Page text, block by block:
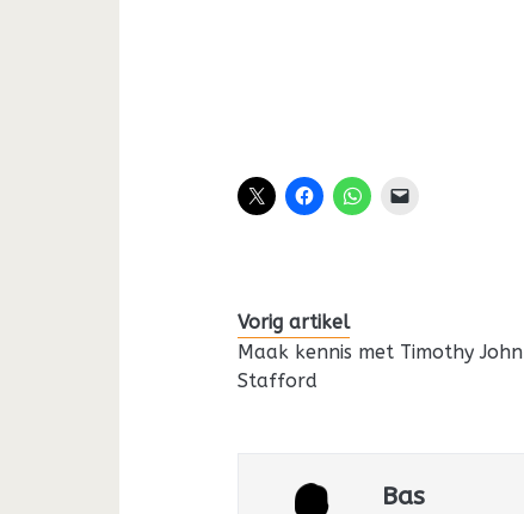
Vorig artikel
Maak kennis met Timothy John
Stafford
Bas